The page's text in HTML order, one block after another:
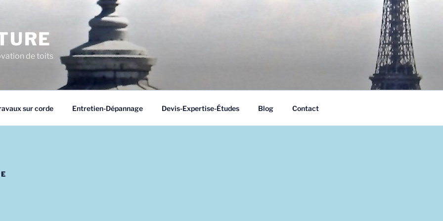
de toits
sur corde Entretien-Dépannage Devis-Expertise-Études Blog Contact